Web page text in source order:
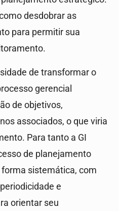
desdobrar as
para permitir sua
de transformar o
gerencial
de objetivos,
associados, o que viria
Para tanto a GI
de planejamento
sistemática, com
e
orientar seu